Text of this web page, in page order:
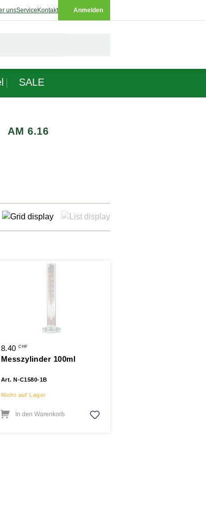
unsService Kontakt Anmelden
SALE
AM 6.16
8.40CHF
Messzylinder 100ml
Art. N-C1580-1B
Nicht auf Lager
In den Warenkorb